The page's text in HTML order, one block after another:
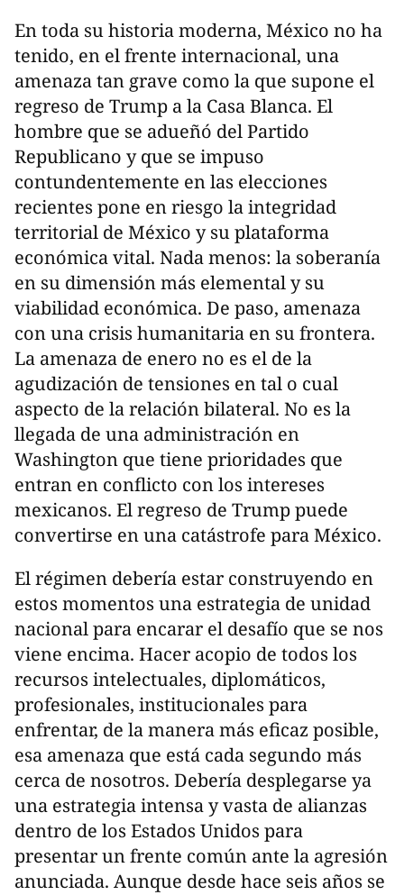
En toda su historia moderna, México no ha
tenido, en el frente internacional, una
amenaza tan grave como la que supone el
regreso de Trump a la Casa Blanca. El
hombre que se adueñó del Partido
Republicano y que se impuso
contundentemente en las elecciones
recientes pone en riesgo la integridad
territorial de México y su plataforma
económica vital. Nada menos: la soberanía
en su dimensión más elemental y su
viabilidad económica. De paso, amenaza
con una crisis humanitaria en su frontera.
La amenaza de enero no es el de la
agudización de tensiones en tal o cual
aspecto de la relación bilateral. No es la
llegada de una administración en
Washington que tiene prioridades que
entran en conflicto con los intereses
mexicanos. El regreso de Trump puede
convertirse en una catástrofe para México.
El régimen debería estar construyendo en
estos momentos una estrategia de unidad
nacional para encarar el desafío que se nos
viene encima. Hacer acopio de todos los
recursos intelectuales, diplomáticos,
profesionales, institucionales para
enfrentar, de la manera más eficaz posible,
esa amenaza que está cada segundo más
cerca de nosotros. Debería desplegarse ya
una estrategia intensa y vasta de alianzas
dentro de los Estados Unidos para
presentar un frente común ante la agresión
anunciada. Aunque desde hace seis años se